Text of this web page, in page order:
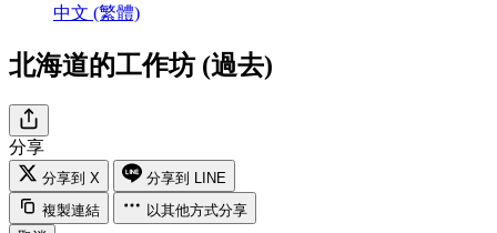
中文 (繁體)
北海道的工作坊 (過去)
分享
分享到 X
分享到 LINE
複製連結
以其他方式分享